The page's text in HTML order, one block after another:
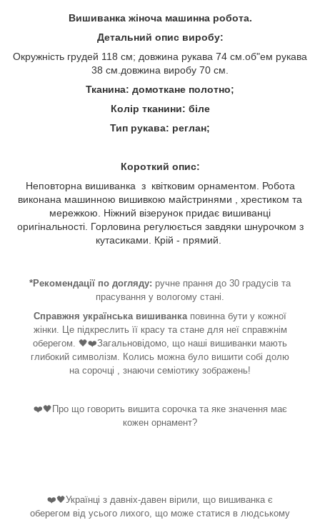
Вишиванка жіноча машинна робота.
Детальний опис виробу:
Окружність грудей 118 см; довжина рукава 74 см.об"ем рукава
38 см.довжина виробу 70 см.
Тканина: домоткане полотно;
Колір тканини: біле
Тип рукава: реглан;
Короткий опис:
Неповторна вишиванка з квітковим орнаментом. Робота
виконана машинною вишивкою майстринями , хрестиком та
мережкою. Ніжний візерунок придає вишиванці
оригінальності. Горловина регулюється завдяки шнурочком з
кутасиками. Крій - прямий.
*Рекомендації по догляду: ручне прання до 30 градусів та
прасування у вологому стані.
Справжня українська вишиванка повинна бути у кожної
жінки. Це підкреслить її красу та стане для неї справжнім
оберегом. 🖤❤️Загальновідомо, що наші вишиванки мають
глибокий символізм. Колись можна було вишити собі долю
на сорочці , знаючи семіотику зображень!
❤️🖤Про що говорить вишита сорочка та яке значення має
кожен орнамент?
❤️🖤Українці з давніх-давен вірили, що вишиванка є
оберегом від усього лихого, що може статися в людському